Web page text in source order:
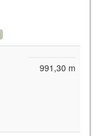
991,30 m